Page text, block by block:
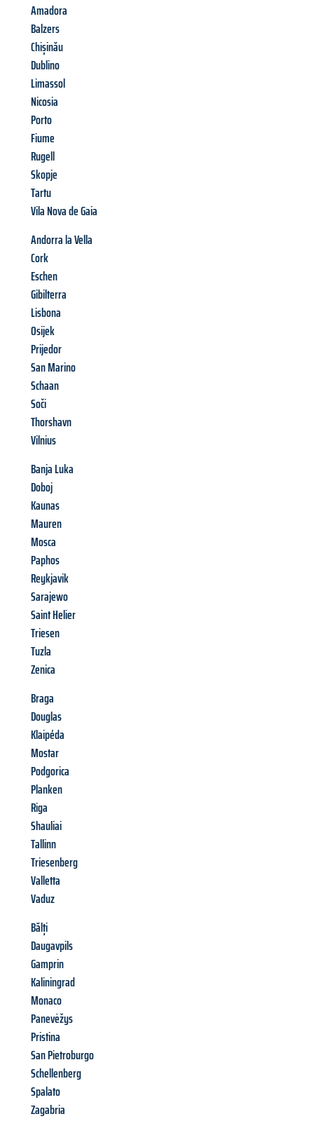
Amadora
Balzers
Chișinău
Dublino
Limassol
Nicosia
Porto
Fiume
Rugell
Skopje
Tartu
Vila Nova de Gaia
Andorra la Vella
Cork
Eschen
Gibilterra
Lisbona
Osijek
Prijedor
San Marino
Schaan
Soči
Thorshavn
Vilnius
Banja Luka
Doboj
Kaunas
Mauren
Mosca
Paphos
Reykjavik
Sarajewo
Saint Helier
Triesen
Tuzla
Zenica
Braga
Douglas
Klaipéda
Mostar
Podgorica
Planken
Riga
Shauliai
Tallinn
Triesenberg
Valletta
Vaduz
Bălți
Daugavpils
Gamprin
Kaliningrad
Monaco
Panevėžys
Pristina
San Pietroburgo
Schellenberg
Spalato
Zagabria